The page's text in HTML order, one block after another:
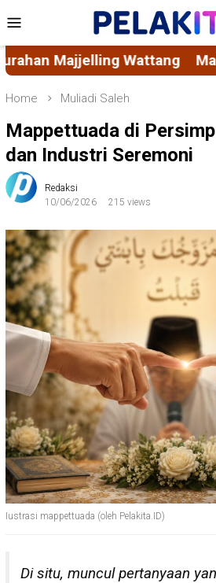
to
content
Menu
KKN Unhas Permudah
Home Muliadi Saleh
Mappettuada di
dan Industri Seremoni
Redaksi
10/06/2026
215 views
Iustrasi mappettuada (oleh Pelakita.ID)
Di situ, muncul pertanyaan